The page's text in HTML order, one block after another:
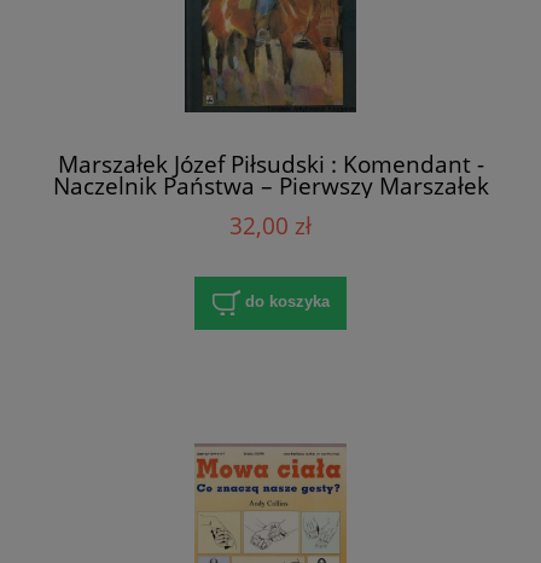
Marszałek Józef Piłsudski : Komendant -
Naczelnik Państwa – Pierwszy Marszałek
Polski / Juliusz L. Englert, Grzegorz Nowik
32,00 zł
do koszyka